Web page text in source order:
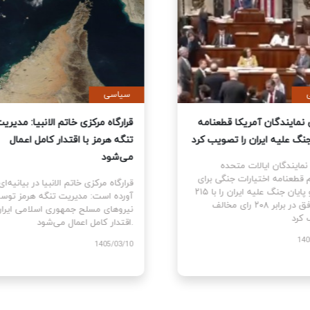
آمریکا قطعنامه
جنگ علیه ایران را تصویب کرد
ایالات متحده
قطعنامه اختیارات جنگی برای
توقف و پایان جنگ علیه ایران را با ۲۱۵
رای موافق در برابر ۲۰۸ رای مخالف
سیاسی
قرارگاه مرکزی خاتم الانبیا:
تنگه هرمز با اقتدار کامل اعمال
می‌شود
قرارگاه مرکزی خاتم الانبیا در
آورده است: مدیریت تنگه هرمز
نیروهای مسلح جمهوری اسلامی
اقتدار کامل اعمال می‌شود.
1405/03/10